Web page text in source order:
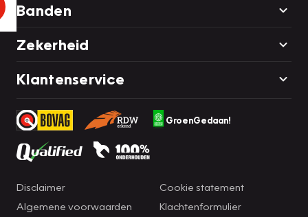
Banden
Zekerheid
Klantenservice
GroenGedaan!
Disclaimer
Algemene voorwaarden
Cookie statement
Klachtenformulier